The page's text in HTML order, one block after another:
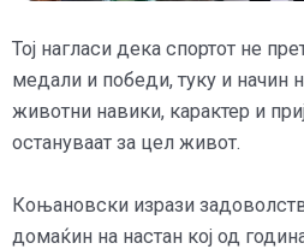
Тој нагласи дека спортот не
медали и победи, туку и начин
животни навики, карактер и
остануваат за цел живот.
Коњановски изрази
домаќин на настан кој од